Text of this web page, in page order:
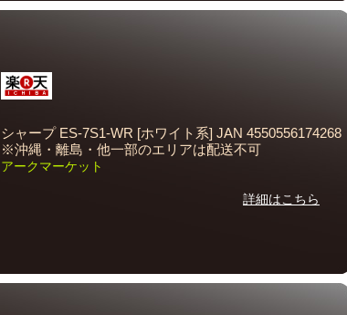
シャープ ES-7S1-WR [ホワイト系] JAN 4550556174268
※沖縄・離島・他一部のエリアは配送不可
アークマーケット
詳細はこちら